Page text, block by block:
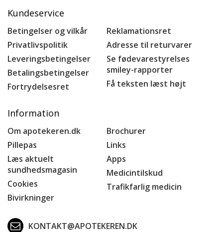
Kundeservice
Betingelser og vilkår
Privatlivspolitik
Leveringsbetingelser
Betalingsbetingelser
Fortrydelsesret
Reklamationsret
Adresse til returvarer
Se fødevarestyrelses
smiley-rapporter
Få teksten læst højt
Information
Om apotekeren.dk
Pillepas
Læs aktuelt
sundhedsmagasin
Cookies
Bivirkninger
Brochurer
Links
Apps
Medicintilskud
Trafikfarlig medicin
KONTAKT@APOTEKEREN.DK